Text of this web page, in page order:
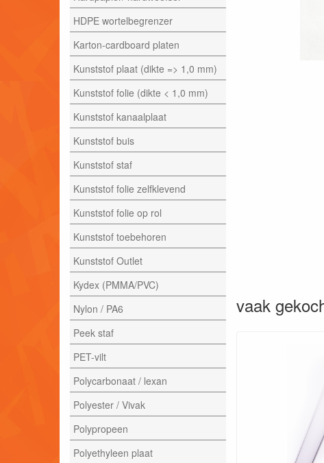
HDPE wortelbegrenzer
Karton-cardboard platen
Kunststof plaat (dikte => 1,0 mm)
Kunststof folie (dikte < 1,0 mm)
Kunststof kanaalplaat
Kunststof buis
Kunststof staf
Kunststof folie zelfklevend
Kunststof folie op rol
Kunststof toebehoren
Kunststof Outlet
Kydex (PMMA/PVC)
Nylon / PA6
Peek staf
PET-vilt
Polycarbonaat / lexan
Polyester / Vivak
Polypropeen
Polyethyleen plaat
vaak